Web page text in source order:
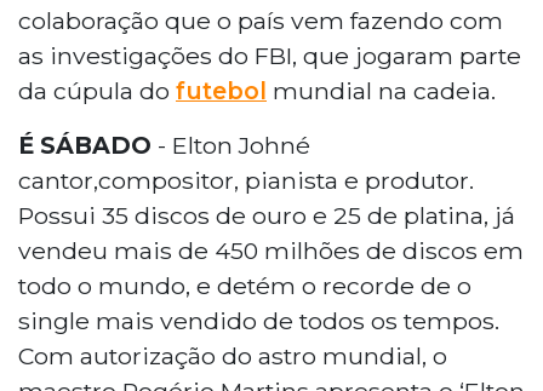
colaboração que o país vem fazendo com
as investigações do FBI, que jogaram parte
da cúpula do futebol mundial na cadeia.
É SÁBADO - Elton Johné
cantor,compositor, pianista e produtor.
Possui 35 discos de ouro e 25 de platina, já
vendeu mais de 450 milhões de discos em
todo o mundo, e detém o recorde de o
single mais vendido de todos os tempos.
Com autorização do astro mundial, o